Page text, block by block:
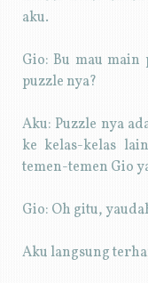
aku.
Gio: Bu mau main
puzzle nya?
Aku: Puzzle nya
ke kelas-kelas
temen-temen Gio
Gio: Oh gitu,
Aku langsung